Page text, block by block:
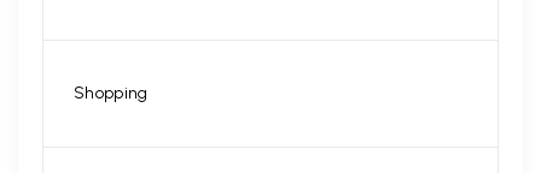
Shopping